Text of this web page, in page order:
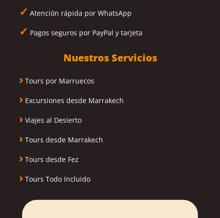
✓ Atención rápida por WhatsApp
✓ Pagos seguros por PayPal y tarjeta
Nuestros Servicios
› Tours por Marruecos
› Excursiones desde Marrakech
› Viajes al Desierto
› Tours desde Marrakech
› Tours desde Fez
› Tours Todo Incluido